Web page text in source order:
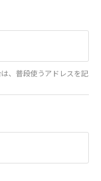
、普段使うアドレスを記